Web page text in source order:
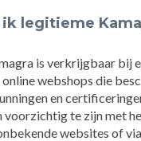
ik legitieme
is verkrijgbaar bij
webshops die
en
voorzichtig te zijn met
websites of